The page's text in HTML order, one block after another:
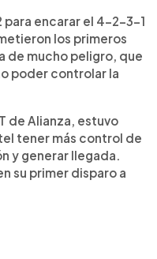
encarar el 4-2-3-1
los primeros
de mucho peligro, que
poder controlar la
de Alianza, estuvo
tener más control de
y generar llegada.
su primer disparo a